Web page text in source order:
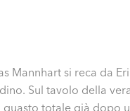
si reca da
Sul tavolo della
totale già dopo